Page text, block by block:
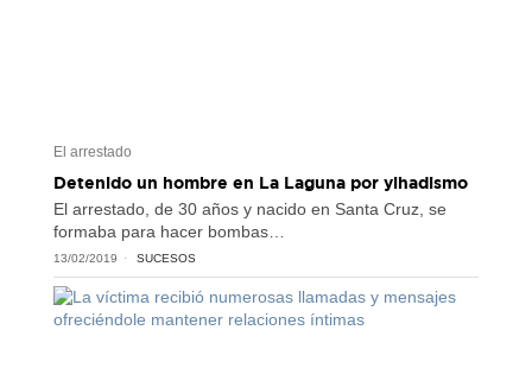
El arrestado
Detenido un hombre en La Laguna por yihadismo
El arrestado, de 30 años y nacido en Santa Cruz, se
formaba para hacer bombas…
13/02/2019 SUCESOS